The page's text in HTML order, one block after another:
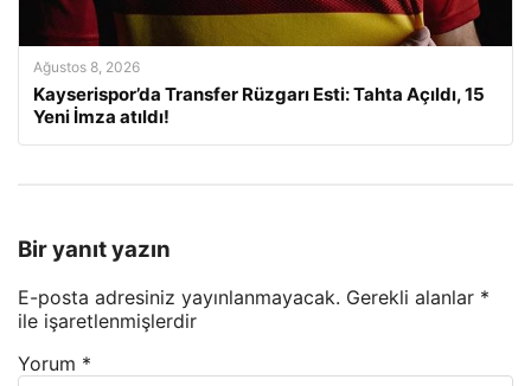
Ağustos 8, 2026
Kayserispor’da Transfer Rüzgarı Esti: Tahta Açıldı, 15
Yeni İmza atıldı!
Bir yanıt yazın
E-posta adresiniz yayınlanmayacak. Gerekli alanlar *
ile işaretlenmişlerdir
Yorum *